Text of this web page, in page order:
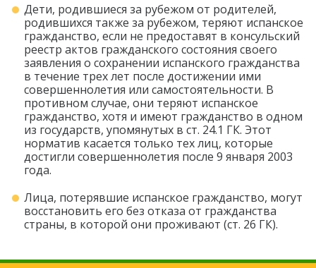
Дети, родившиеся за рубежом от родителей,
родившихся также за рубежом, теряют испанское
гражданство, если не предоставят в консульский
реестр актов гражданского состояния своего
заявления о сохранении испанского гражданства
в течение трех лет после достижении ими
совершеннолетия или самостоятельности. В
противном случае, они теряют испанское
гражданство, хотя и имеют гражданство в одном
из государств, упомянутых в ст. 24.1 ГК. Этот
норматив касается только тех лиц, которые
достигли совершеннолетия после 9 января 2003
года.
Лица, потерявшие испанское гражданство, могут
восстановить его без отказа от гражданства
страны, в которой они проживают (ст. 26 ГК).